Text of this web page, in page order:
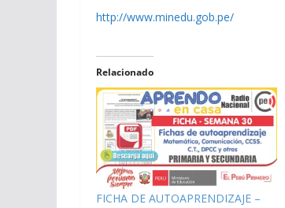
http://www.minedu.gob.pe/
Relacionado
FICHA DE AUTOAPRENDIZAJE –